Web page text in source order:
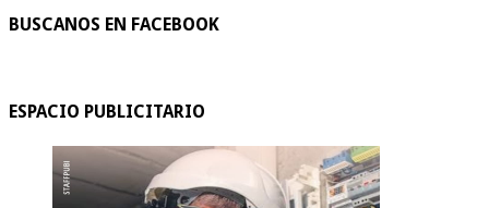
BUSCANOS EN FACEBOOK
ESPACIO PUBLICITARIO